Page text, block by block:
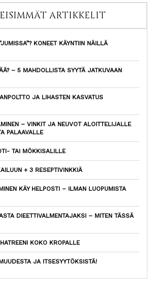
ARTIKKELIT
KONEET KÄYNTIIN NÄILLÄ
– 5 MAHDOLLISTA SYYTÄ JATKUVAAN
JA LIHASTEN KASVATUS
– VINKIT JA NEUVOT ALOITTELIJALLE
PALAAVALLE
TAI MÖKKISALILLE
+ 3 RESEPTIVINKKIÄ
KÄY HELPOSTI – ILMAN LUOPUMISTA
DIEETTIVALMENTAJAKSI – MITEN TÄSSÄ
KOKO KROPALLE
JA ITSESYYTÖKSISTÄ!